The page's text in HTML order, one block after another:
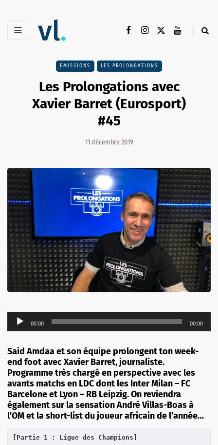
EMISSIONS LES PROLONGATIONS
Les Prolongations avec
Xavier Barret (Eurosport)
#45
11 décembre 2019
Lecteur
audio
00:00 00:00
Said Amdaaet son équipe prolongent ton week-
end foot avec Xavier Barret, journaliste.
Programme très chargé en perspective avec les
avants matchs en LDC dont les Inter Milan – FC
Barcelone et Lyon – RB Leipzig. On reviendra
également sur la sensation André Villas-Boas à
l’OM et la short-list du joueur africain de l’année…
[Partie 1 : Ligue des Champions]